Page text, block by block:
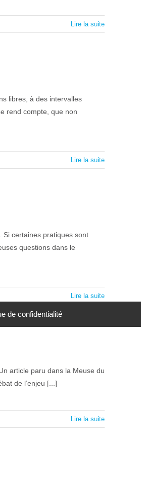
Lire la suite
libres, à des intervalles
rend compte, que non
Lire la suite
certaines pratiques sont
questions dans le
Lire la suite
article paru dans la Meuse du
de l’enjeu [...]
Lire la suite
de confidentialité